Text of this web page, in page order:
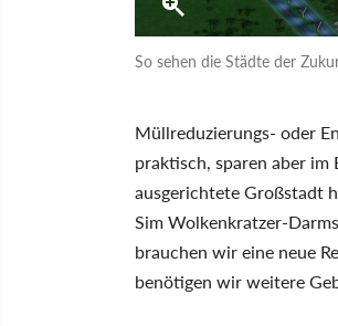
So sehen die Städte der
Müllreduzierungs- oder
praktisch, sparen aber
ausgerichtete Großstadt
Sim Wolkenkratzer-
brauchen wir eine neue
benötigen wir weitere